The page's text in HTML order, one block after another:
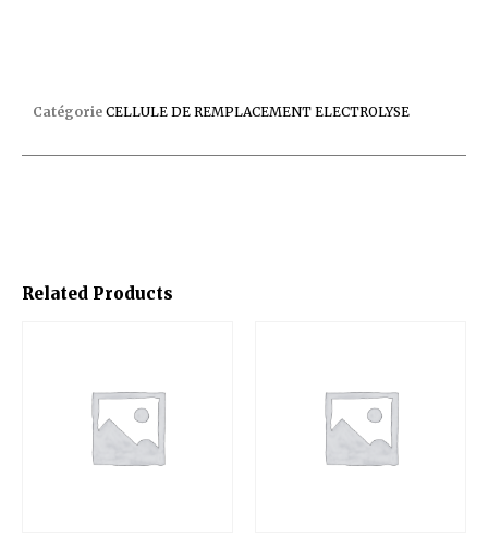
Related Products
Catégorie CELLULE DE REMPLACEMENT ELECTROLYSE